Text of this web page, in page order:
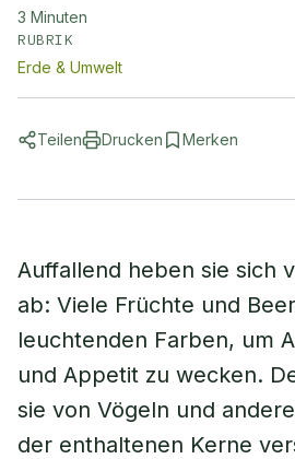
3 Minuten
RUBRIK
Erde & Umwelt
Teilen Drucken Merken
Auffallend heben sie sich
ab: Viele Früchte und
leuchtenden Farben, um
und Appetit zu wecken.
sie von Vögeln und
der enthaltenen Kerne